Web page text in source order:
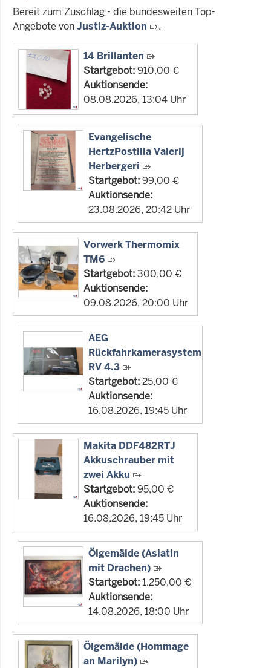
Bereit zum Zuschlag - die bundesweiten Top-
Angebote vonJustiz-Auktion .
14 Brillanten
Startgebot:910,00 €
Auktionsende:
08.08.2026, 13:04 Uhr
Evangelische
HertzPostilla Valerij
Herbergeri
Startgebot:99,00 €
Auktionsende:
23.08.2026, 20:42 Uhr
Vorwerk Thermomix
TM6
Startgebot:300,00 €
Auktionsende:
09.08.2026, 20:00 Uhr
AEG
Rückfahrkamerasystem
RV 4.3
Startgebot:25,00 €
Auktionsende:
16.08.2026, 19:45 Uhr
Makita DDF482RTJ
Akkuschrauber mit
zwei Akku
Startgebot:95,00 €
Auktionsende:
16.08.2026, 19:45 Uhr
Ölgemälde (Asiatin
mit Drachen)
Startgebot:1.250,00 €
Auktionsende:
14.08.2026, 18:00 Uhr
Ölgemälde (Hommage
an Marilyn)